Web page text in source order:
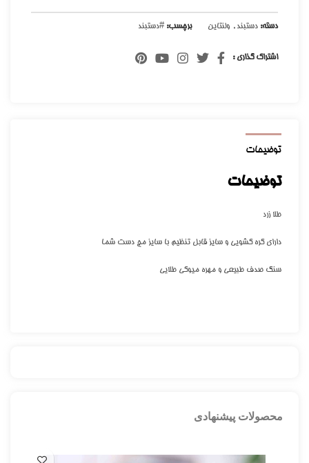
دسته: دستبند , ولنتاین برچسب: #دستبند
اشتراک گذاری :
توضیحات
توضیحات
طلا زرد
دارای گره کشویی و سایز قابل تنظیم با سایز مچ دست شما
سنگ صدف طبیعی و مهره میوکی طلایی
محصولات پیشنهادی